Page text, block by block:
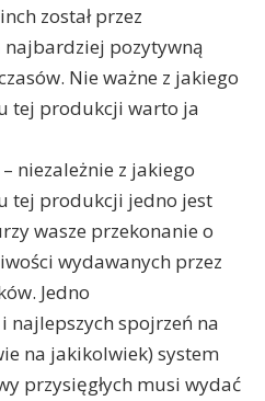
został przez
pozytywną
Nie ważne z jakiego
tej produkcji warto ja
– niezależnie z jakiego
tej produkcji jedno jest
wasze przekonanie o
wydawanych przez
Jedno
najlepszych spojrzeń na
na jakikolwiek) system
przysięgłych musi wydać